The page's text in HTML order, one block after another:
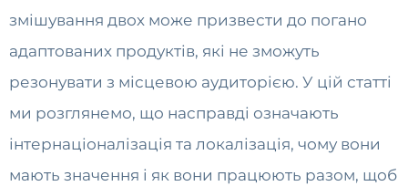
змішування двох може призвести до погано
адаптованих продуктів, які не зможуть
резонувати з місцевою аудиторією. У цій статті
ми розглянемо, що насправді означають
інтернаціоналізація та локалізація, чому вони
мають значення і як вони працюють разом, щоб